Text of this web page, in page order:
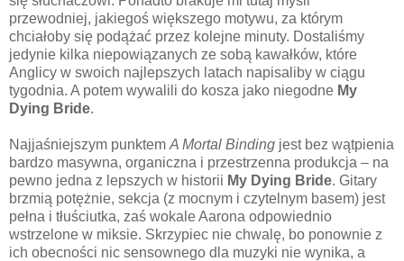
przewodniej, jakiegoś większego motywu, za którym
chciałoby się podążać przez kolejne minuty. Dostaliśmy
jedynie kilka niepowiązanych ze sobą kawałków, które
Anglicy w swoich najlepszych latach napisaliby w ciągu
tygodnia. A potem wywalili do kosza jako niegodne My
Dying Bride.
Najjaśniejszym punktem A Mortal Binding jest bez wątpienia
bardzo masywna, organiczna i przestrzenna produkcja – na
pewno jedna z lepszych w historii My Dying Bride. Gitary
brzmią potężnie, sekcja (z mocnym i czytelnym basem) jest
pełna i tłuściutka, zaś wokale Aarona odpowiednio
wstrzelone w miksie. Skrzypiec nie chwalę, bo ponownie z
ich obecności nic sensownego dla muzyki nie wynika, a